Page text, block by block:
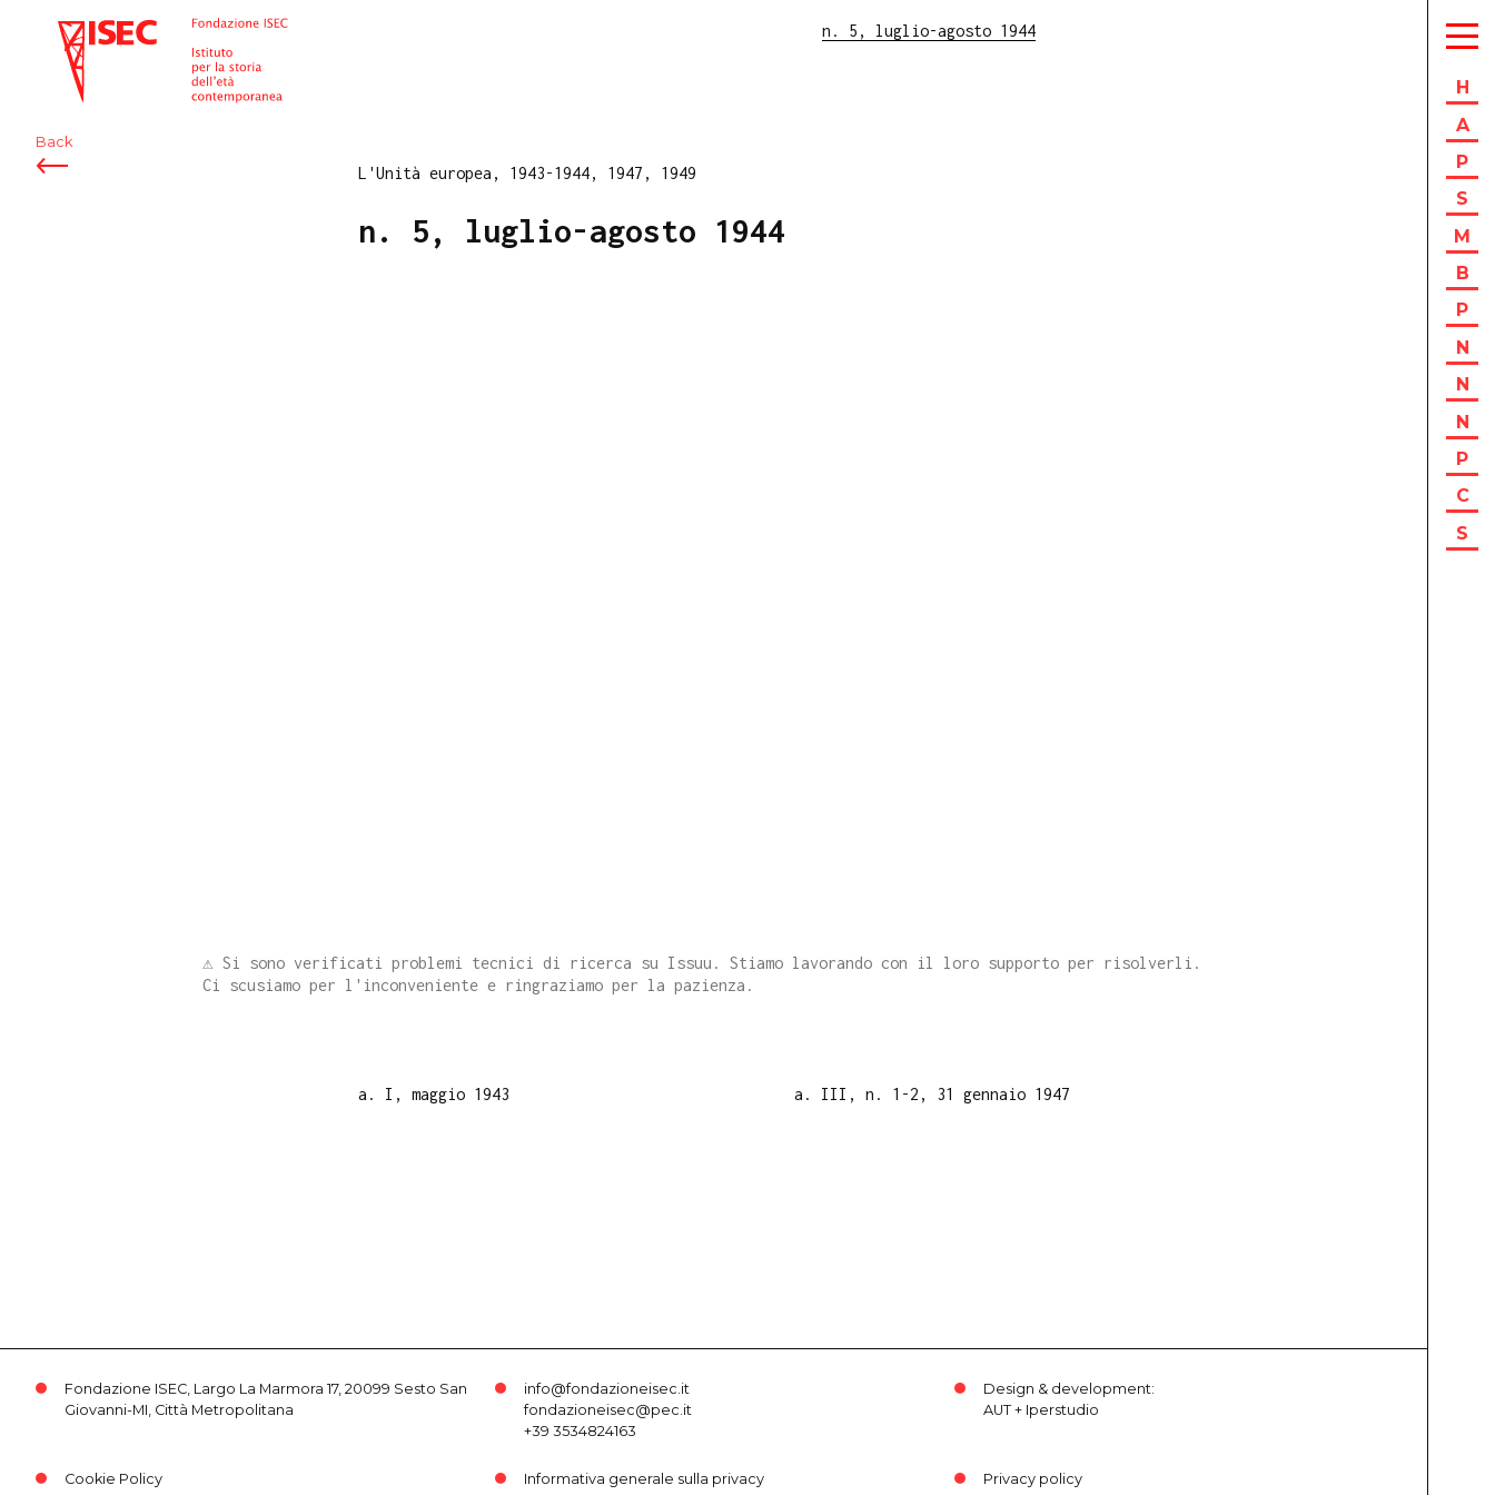
ISEC n. 5, luglio-agosto 1944
Back
H
A
P
S
M
B
P
N
N
N
P
C
S
L'Unità europea, 1943-1944, 1947, 1949
n. 5, luglio-agosto 1944
⚠️ Si sono verificati problemi tecnici di ricerca su Issuu. Stiamo lavorando con il loro supporto per risolverli.
Ci scusiamo per l'inconveniente e ringraziamo per la pazienza.
a. I, maggio 1943 a. III, n. 1-2, 31 gennaio 1947
Fondazione ISEC, Largo La Marmora 17, 20099 Sesto San
Giovanni-MI, Città Metropolitana
info@fondazioneisec.it
fondazioneisec@pec.it
+39 3534824163
Design & development:
AUT+ Iperstudio
Cookie Policy Informativa generale sulla privacy Privacy policy